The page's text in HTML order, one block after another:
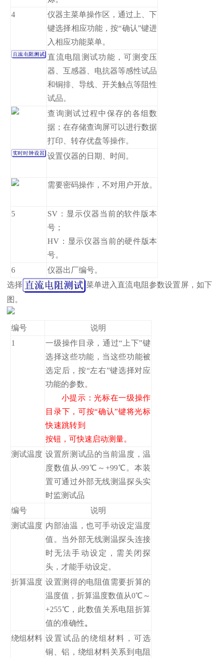
4
仪器主菜单操作区，通过上、下
键选择相应功能，按“确认”键进
入相应功能菜单。
直流电阻测试功能，可测变压
器、互感器、电抗器等感性试品
和铜排、导线、开关触点等阻性
试品。
查询测试过程中保存的各组数
据；在存储查询屏可以进行数据
打印、转存优盘等操作。
设置仪器的日期、时间。
需要密码操作，不对用户开放。
5
SV：显示仪器当前的软件版本
号；
HV：显示仪器当前的硬件版本
号。
6
仪器出厂编号。
选择
菜单进入直流电阻参数设置屏，如下
图。
编号
说明
1
一级操作目录，通过“上下”键
选择这些功能，当这些功能被
选定后，按“左右”键选择对应
功能的参数。
小提示：光标在一级操作
目录下，可按“确认”键将光标
快速跳转到
按钮，可快速启动测量。
测试温度 设置所测试品的当前温度，温
度数值从-99℃～+99℃。本装
置可通过外部无线测温探头实
时监测试品
编号
说明
测试温度 内部油温，也可手动设定温度
值。当外部无线测温探头连接
时无法手动设定，需关闭探
头，才能手动设定。
折算温度 设置测得的电阻值需要折算的
温度值，折算温度数值从0℃～
+255℃，此数值关系电阻折算
值的准确性。
绕组材料 设置试品的绕组材料，可选
铜、铝，绕组材料关系到电阻